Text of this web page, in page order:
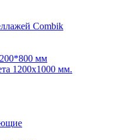
Combik
мм
1200х1000 мм.